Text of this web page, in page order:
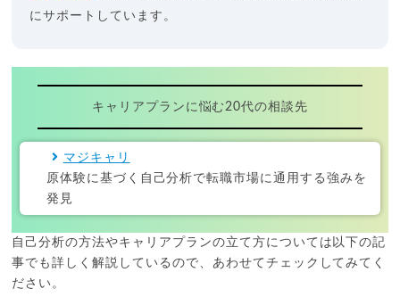
にサポートしています。
キャリアプランに悩む20代の相談先
マジキャリ
原体験に基づく自己分析で転職市場に通用する強みを
発見
自己分析の方法やキャリアプランの立て方については以下の記
事でも詳しく解説しているので、あわせてチェックしてみてく
ださい。